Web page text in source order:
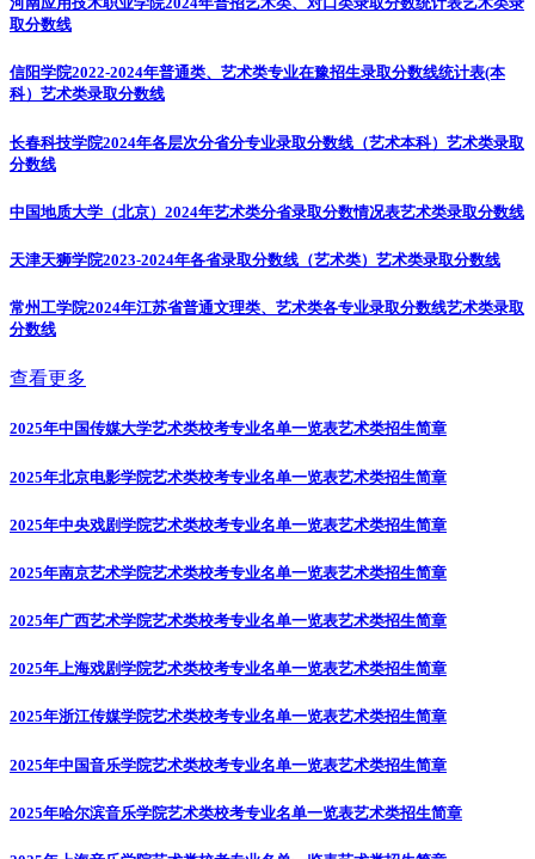
取分数线
信阳学院2022-2024年普通类、艺术类专业在豫招生录取分数线统计表(本
科） 艺术类录取分数线
长春科技学院2024年各层次分省分专业录取分数线（艺术本科） 艺术类录取
分数线
中国地质大学（北京）2024年艺术类分省录取分数情况表艺术类录取分数线
天津天狮学院2023-2024年各省录取分数线（艺术类） 艺术类录取分数线
常州工学院2024年江苏省普通文理类、艺术类各专业录取分数线艺术类录取
分数线
查看更多
2025年中国传媒大学艺术类校考专业名单一览表艺术类招生简章
2025年北京电影学院艺术类校考专业名单一览表艺术类招生简章
2025年中央戏剧学院艺术类校考专业名单一览表艺术类招生简章
2025年南京艺术学院艺术类校考专业名单一览表艺术类招生简章
2025年广西艺术学院艺术类校考专业名单一览表艺术类招生简章
2025年上海戏剧学院艺术类校考专业名单一览表艺术类招生简章
2025年浙江传媒学院艺术类校考专业名单一览表艺术类招生简章
2025年中国音乐学院艺术类校考专业名单一览表艺术类招生简章
2025年哈尔滨音乐学院艺术类校考专业名单一览表艺术类招生简章